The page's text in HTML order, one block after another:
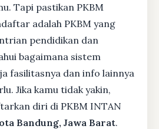
Tapi pastikan PKBM
adalah PKBM yang
pendidikan dan
bagaimana sistem
fasilitasnya dan info lainnya
Jika kamu tidak yakin,
diri di PKBM INTAN
Bandung, Jawa Barat.